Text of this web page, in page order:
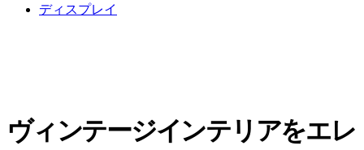
ディスプレイ
ヴィンテージインテリアをエレ